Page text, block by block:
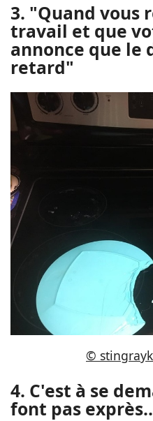
3. "Quand vous
travail et que
annonce que le
retard"
©
4. C'est à se
font pas